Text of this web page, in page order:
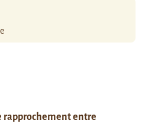
rapprochement entre